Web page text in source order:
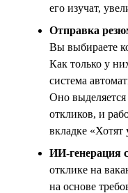
его изучат,
Отправка
Вы выбираете
Как только у
система
Оно
откликов, и
вкладке «Хотят
ИИ-генерация
отклике на
на основе